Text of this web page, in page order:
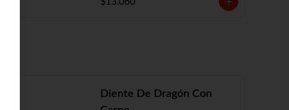
$13.060
Diente De Dragón Con